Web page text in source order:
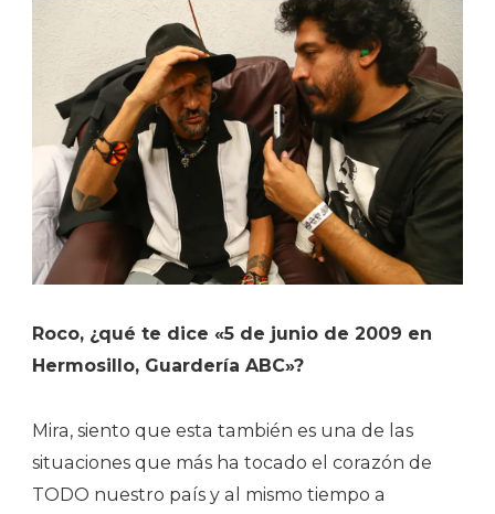
Roco, ¿qué te dice «5 de junio de 2009 en
Hermosillo, Guardería ABC»?
Mira, siento que esta también es una de las
situaciones que más ha tocado el corazón de
TODO nuestro país y al mismo tiempo a